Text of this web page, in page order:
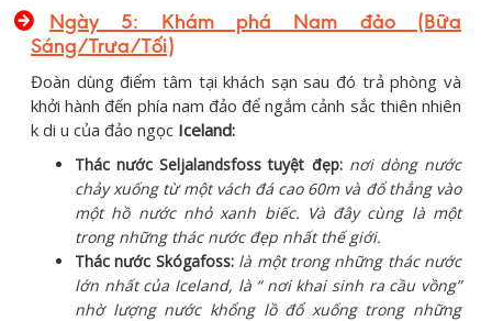
Ngày 5: Khám phá Nam đảo (Bữa
Sáng/Trưa/Tối)
Đoàn dùng điểm tâm tại khách sạn sau đó trả phòng và
khởi hành đến phía nam đảo để ngắm cảnh sắc thiên nhiên
k di u của đảo ngọc Iceland:
Thác nước Seljalandsfoss tuyệt đẹp: nơi dòng nước
chảy xuống từ một vách đá cao 60m và đổ thẳng vào
một hồ nước nhỏ xanh biếc. Và đây cùng là một
trong những thác nước đẹp nhất thế giới.
Thác nước Skógafoss: là một trong những thác nước
lớn nhất của Iceland, là “ nơi khai sinh ra cầu vồng”
nhờ lượng nước khổng lồ đổ xuống trong những